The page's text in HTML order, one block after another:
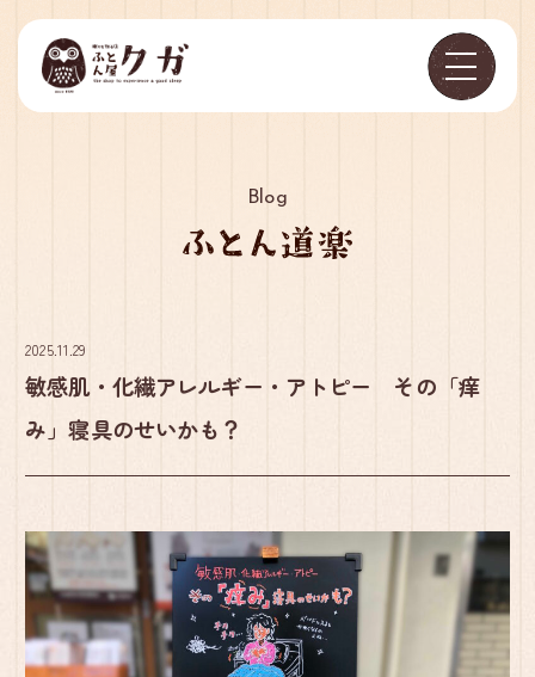
Blog
2025.11.29
敏感肌・化繊アレルギー・アトピー その「痒
み」寝具のせいかも？